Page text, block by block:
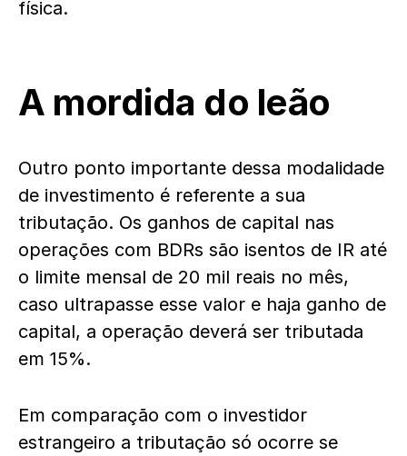
física.
A mordida do leão
Outro ponto importante dessa modalidade
de investimento é referente a sua
tributação. Os ganhos de capital nas
operações com BDRs são isentos de IR até
o limite mensal de 20 mil reais no mês,
caso ultrapasse esse valor e haja ganho de
capital, a operação deverá ser tributada
em 15%.
Em comparação com o investidor
estrangeiro a tributação só ocorre se